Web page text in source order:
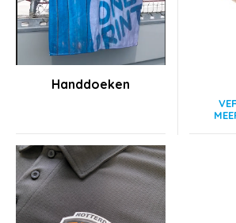
Handdoeken